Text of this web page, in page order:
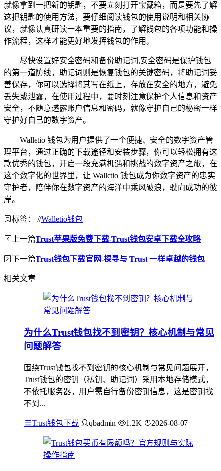
就像拿到一把新的钥匙，不要立刻打开宝藏箱，而是要先了解
这把钥匙的使用方法，要仔细阅读钱包的使用说明和相关协
议，就像认真研读一本重要的指南，了解钱包的各项功能和操
作流程，这样才能更好地发挥钱包的作用。
尽快设置好安全密码和备份助记词,安全密码是保护钱包
的第一道防线，助记词则是恢复钱包的关键密码，将助记词妥
善保存，你可以选择将其写在纸上，存放在安全的地方，避免
丢失或泄露，在使用过程中，要时刻注意保护个人信息和资产
安全，不随意透露账户信息和密码，就像守护自己的秘密一样
守护好自己的数字资产。
Walletio 钱包为用户提供了一个便捷、安全的数字资产管
理平台，通过正确的下载途径和安装步骤，你可以轻松拥有这
款优秀的钱包，开启一段充满机遇和挑战的数字资产之旅，在
这个数字化的世界里，让 Walletio 钱包成为你数字资产的忠实
守护者，陪伴你在数字资产的海洋中乘风破浪，驶向成功的彼
岸。
标签： #Walletio钱包
上一篇Trust苹果版免费下载-Trust钱包安卓下载全攻略
下一篇Trust钱包下载官网-探寻与 Trust 一样卓越的钱包
相关文章
为什么Trust钱包找不到密钥？核心机制与常见
问题解答
围绕Trust钱包找不到密钥的核心机制与常见问题展开，
Trust钱包的密钥（私钥、助记词）采用本地存储模式，
不依托服务器，用户需自行备份密钥信息，这是密钥找
不到...
Trust钱包下载 qbadmin 1.2K 2026-08-07